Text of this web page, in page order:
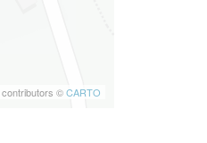
contributors ©CARTO